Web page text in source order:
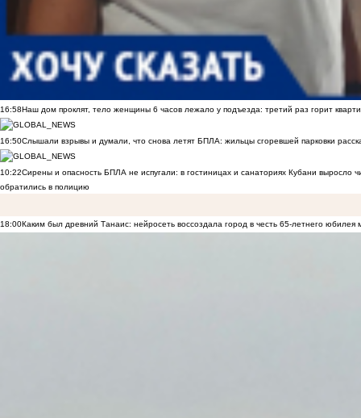
16:58Наш дом проклят, тело женщины 6 часов лежало у подъезда: третий раз горит
16:50Слышали взрывы и думали, что снова летят БПЛА: жильцы сгоревшей парковки
10:22Сирены и опасность БПЛА не испугали: в гостиницах и санаториях Кубани выросло
обратились в полицию
18:00Каким был древний Танаис: нейросеть воссоздала город в честь 65-летнего юбилея